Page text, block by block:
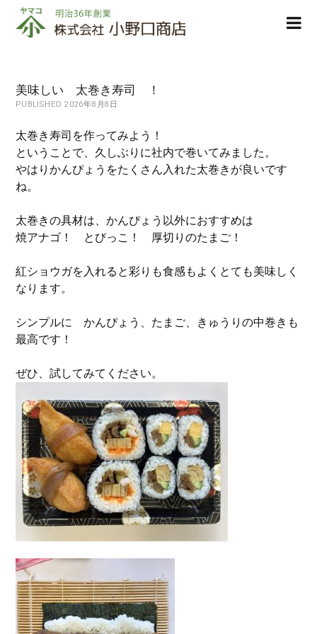
株
式
小
野
商
店
美味しい 太巻き寿司 ！
PUBLISHED 2026年8月8日
太巻き寿司を作ってみよう！
ということで、久しぶりに社内で巻いてみました。
やはりかんぴょうをたくさん入れた太巻きが良いです
ね。
太巻きの具材は、かんぴょう以外におすすめは
焼アナゴ！ とびっこ！ 厚切りのたまご！
紅ショウガを入れると彩りも食感もよくとても美味しく
なります。
シンプルに かんぴょう、たまご、きゅうりの中巻きも
最高です！
ぜひ、試してみてください。